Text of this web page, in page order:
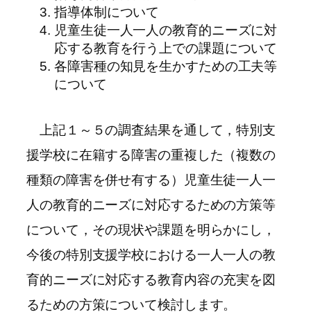
指導体制について
児童生徒一人一人の教育的ニーズに対
応する教育を行う上での課題について
各障害種の知見を生かすための工夫等
について
上記１～５の調査結果を通して，特別支
援学校に在籍する障害の重複した（複数の
種類の障害を併せ有する）児童生徒一人一
人の教育的ニーズに対応するための方策等
について，その現状や課題を明らかにし，
今後の特別支援学校における一人一人の教
育的ニーズに対応する教育内容の充実を図
るための方策について検討します。